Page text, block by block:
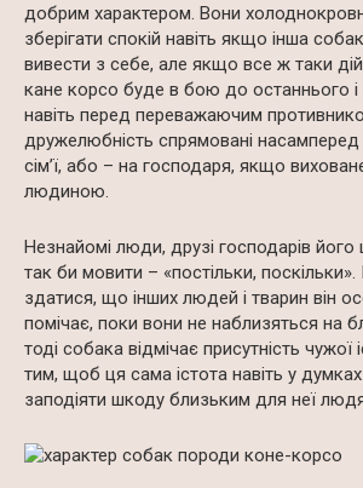
добрим характером. Вони
зберігати спокій навіть якщо інша
вивести з себе, але якщо все ж таки
кане корсо буде в бою до останнього і
навіть перед переважаючим
дружелюбність спрямовані насамперед
сім’ї, або – на господаря, якщо
людиною.
Незнайомі люди, друзі господарів його
так би мовити – «постільки, поскільки».
здатися, що інших людей і тварин він
помічає, поки вони не наблизяться на
тоді собака відмічає присутність чужої
тим, щоб ця сама істота навіть у
заподіяти шкоду близьким для неї